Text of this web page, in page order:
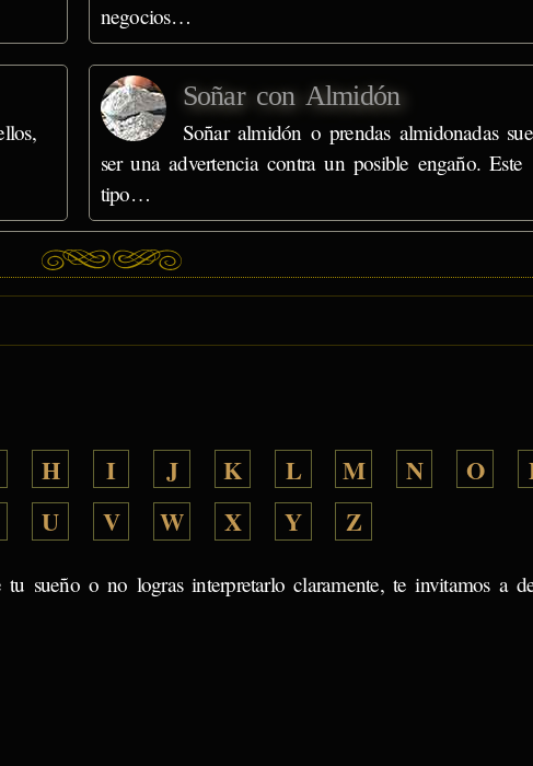
negocios…
Soñar con Almidón
Soñar almidón o prendas almidonadas
ser una advertencia contra un posible engaño. Este
tipo…
H I J K L M N O
U V W X Y Z
sueño o no logras interpretarlo claramente, te invitamos a